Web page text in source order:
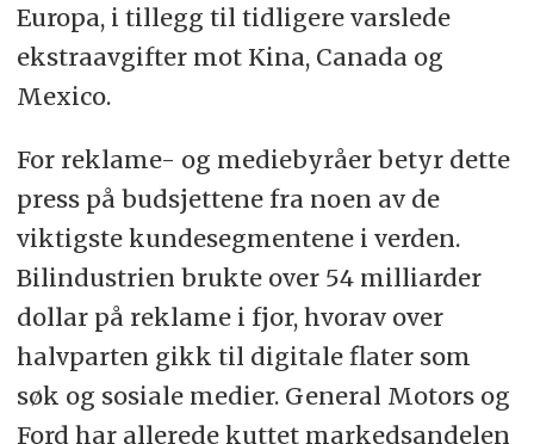
Europa, i tillegg til tidligere varslede
ekstraavgifter mot Kina, Canada og
Mexico.
For reklame- og mediebyråer betyr dette
press på budsjettene fra noen av de
viktigste kundesegmentene i verden.
Bilindustrien brukte over 54 milliarder
dollar på reklame i fjor, hvorav over
halvparten gikk til digitale flater som
søk og sosiale medier. General Motors og
Ford har allerede kuttet markedsandelen